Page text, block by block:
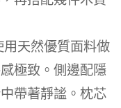
用天然優質面料做
極致。 側邊配隱
帶著靜謐。 枕芯